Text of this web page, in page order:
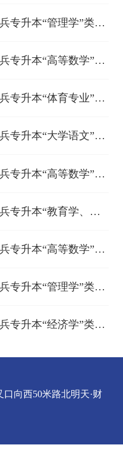
专升本“管理学”类联
专升本“高等数学”综
专升本“体育专业”类
专升本“大学语文”类
专升本“高等数学”综
专升本“教育学、心
专升本“高等数学”综
专升本“管理学”类综
专升本“经济学”类
向西50米路北明天·财